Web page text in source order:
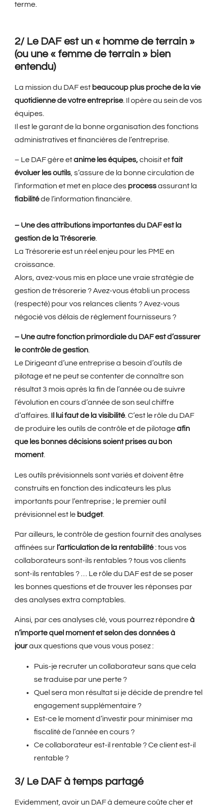
terme.
2/ Le DAF est un « homme de terrain »
(ou une « femme de terrain » bien
entendu)
La mission du DAF est beaucoup plus proche de la vie
quotidienne de votre entreprise. Il opère au sein de vos
équipes.
Il est le garant de la bonne organisation des fonctions
administratives et financières de l’entreprise.
– Le DAF gère etanime les équipes,choisit etfait
évoluer les outils , s’assure de la bonne circulation de
l’information et met en place des processassurant la
fiabilitéde l’information financière.
– Une des attributions importantes du DAF est la
gestion de la Trésorerie.
La Trésorerie est un réel enjeu pour les PME en
croissance.
Alors, avez-vous mis en place une vraie stratégie de
gestion de trésorerie ? Avez-vous établi un process
(respecté) pour vos relances clients ? Avez-vous
négocié vos délais de règlement fournisseurs ?
– Une autre fonction primordiale du DAF est d’assurer
lecontrôle de gestion.
Le Dirigeant d’une entreprise a besoin d’outils de
pilotage et ne peut se contenter de connaître son
résultat 3 mois après la fin de l’année ou de suivre
l’évolution en cours d’année de son seul chiffre
d’affaires. Il lui faut de la visibilité. C’est le rôle du DAF
de produire les outils de contrôle et de pilotageafin
que les bonnes décisions soient prises au bon
moment.
Les outils prévisionnels sont variés et doivent être
construits en fonction des indicateurs les plus
importants pour l’entreprise ; le premier outil
prévisionnel est le budget.
Par ailleurs, le contrôle de gestion fournit des analyses
affinées sur l’articulation de la rentabilité: tous vos
collaborateurs sont-ils rentables ? tous vos clients
sont-ils rentables ? … Le rôle du DAF est de se poser
les bonnes questions et de trouver les réponses par
des analyses extra comptables.
Ainsi, par ces analyses clé, vous pourrez répondreà
n’importe quel moment et selon des données à
jouraux questions que vous vous posez :
Puis-je recruter un collaborateur sans que cela
se traduise par une perte ?
Quel sera mon résultat si je décide de prendre tel
engagement supplémentaire ?
Est-ce le moment d’investir pour minimiser ma
fiscalité de l’année en cours ?
Ce collaborateur est-il rentable ? Ce client est-il
rentable ?
3/ Le DAF à temps partagé
Evidemment, avoir un DAF à demeure coûte cher et